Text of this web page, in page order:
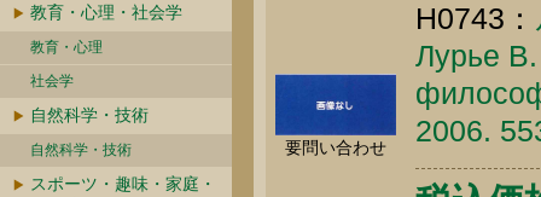
教育・心理・社会学
教育・心理
社会学
自然科学・技術
自然科学・技術
スポーツ・趣味・家庭・
要問い合わせ
H0743：
Лурье В.
2006.